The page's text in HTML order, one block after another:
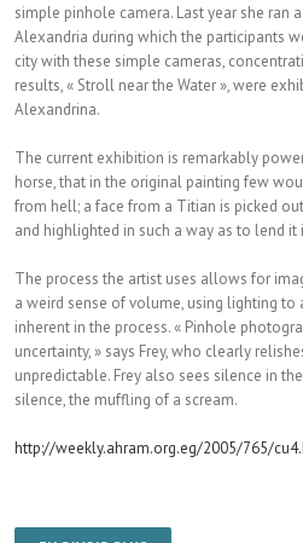
simple pinhole camera. Last year she ran
Alexandria during which the participants
city with these simple cameras,
results, « Stroll near the Water », were
Alexandrina.
The current exhibition is remarkably
horse, that in the original painting few
from hell; a face from a Titian is picked
and highlighted in such a way as to lend it
The process the artist uses allows for
a weird sense of volume, using lighting
inherent in the process. « Pinhole
uncertainty, » says Frey, who clearly
unpredictable. Frey also sees silence in
silence, the muffling of a scream.
http://weekly.ahram.org.eg/2005/765/